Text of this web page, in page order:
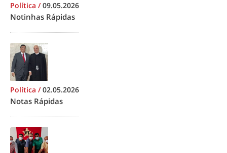
Política /09.05.2026
Notinhas Rápidas
Política /02.05.2026
Notas Rápidas